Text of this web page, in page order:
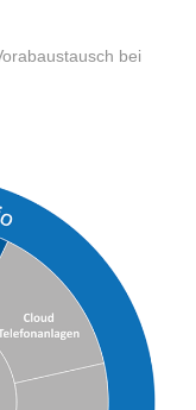
bei